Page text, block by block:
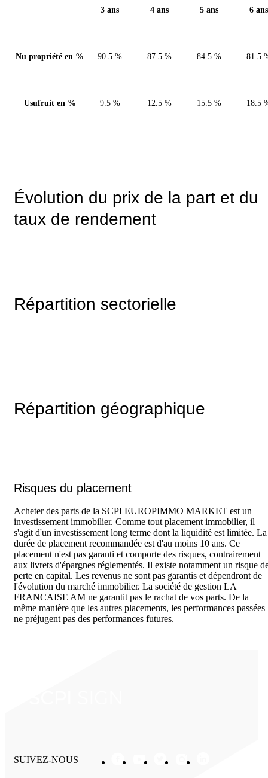
3 ans 4 ans 5 ans 6 ans
Nu propriété en % 90.5 % 87.5 % 84.5 % 81.5
Usufruit en % 9.5 % 12.5 % 15.5 % 18.5
Évolution du prix de la part et du
taux de rendement
Répartition sectorielle
Répartition géographique
Risques du placement
Acheter des parts de la SCPI EUROPIMMO MARKET est un
investissement immobilier. Comme tout placement immobilier, il
s'agit d'un investissement long terme dont la liquidité est limitée. La
durée de placement recommandée est d'au moins 10 ans. Ce
placement n'est pas garanti et comporte des risques, contrairement
aux livrets d'épargnes réglementés. Il existe notamment un risque
perte en capital. Les revenus ne sont pas garantis et dépendront de
l'évolution du marché immobilier. La société de gestion LA
FRANCAISE AM ne garantit pas le rachat de vos parts. De la
même manière que les autres placements, les performances passées
ne préjugent pas des performances futures.
SUIVEZ-NOUS